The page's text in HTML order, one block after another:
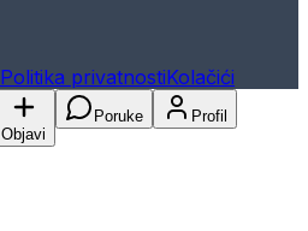
Politika privatnostiKolačići
Objavi
Poruke Profil